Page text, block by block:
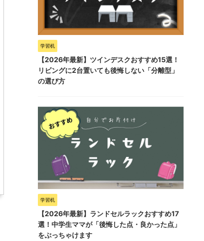
学習机
【2026年最新】ツインデスクおすすめ15選！
リビングに2台置いても後悔しない「分離型」
の選び方
学習机
【2026年最新】ランドセルラックおすすめ17
選！中学生ママが「後悔した点・良かった点」
をぶっちゃけます